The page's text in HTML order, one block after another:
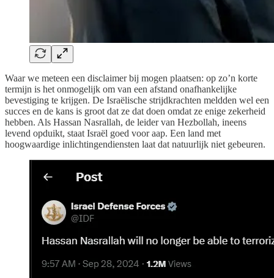
Waar we meteen een disclaimer bij mogen plaatsen: op zo’n korte
termijn is het onmogelijk om van een afstand onafhankelijke
bevestiging te krijgen. De Israëlische strijdkrachten meldden wel een
succes en de kans is groot dat ze dat doen omdat ze enige zekerheid
hebben. Als Hassan Nasrallah, de leider van Hezbollah, ineens
levend opduikt, staat Israël goed voor aap. Een land met
hoogwaardige inlichtingendiensten laat dat natuurlijk niet gebeuren.